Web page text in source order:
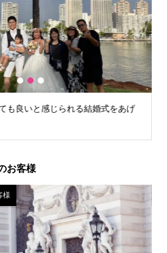
ので自宅試着しましたが、問題なく
てこちらに決めました。
1 2 3
お客様
様